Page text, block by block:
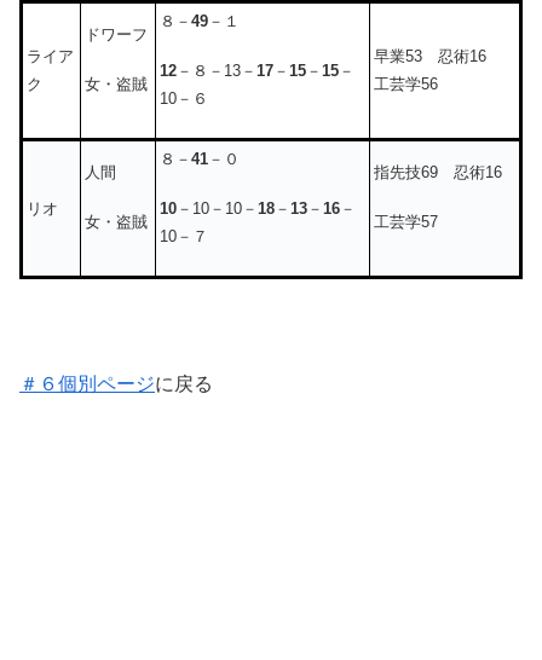
ライア
ク
ドワーフ
女・盗賊
８－ 49 －１
12 －８－13－ 17 － 15 － 15 －
10－６
早業53 忍術16
工芸学56
リオ
人間
女・盗賊
８－ 41 －０
10 －10－10－ 18 － 13 － 16 －
10－７
指先技69 忍術16
工芸学57
＃６個別ページに戻る